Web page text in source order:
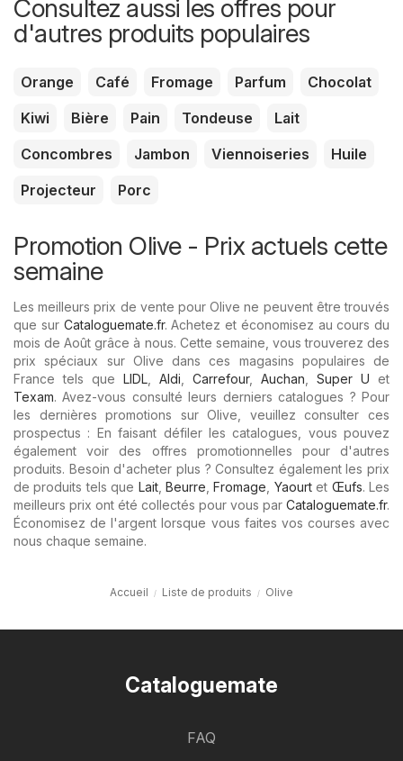
Consultez aussi les offres pour
d'autres produits populaires
Orange Café Fromage Parfum
Chocolat
Kiwi
Bière Pain Tondeuse
Lait
Concombres
Jambon Viennoiseries
Huile
Projecteur
Porc
Promotion Olive - Prix ​​actuels cette
semaine
Les meilleurs prix de vente pour Olive ne peuvent être trouvés
que sur Cataloguemate.fr. Achetez et économisez au cours du
mois de Août grâce à nous. Cette semaine, vous trouverez des
prix spéciaux sur Olive dans ces magasins populaires de
France tels que LIDL, Aldi, Carrefour, Auchan, Super U et
Texam. Avez-vous consulté leurs derniers catalogues ? Pour
les dernières promotions sur Olive, veuillez consulter ces
prospectus : En faisant défiler les catalogues, vous pouvez
également voir des offres promotionnelles pour d'autres
produits. Besoin d'acheter plus ? Consultez également les prix
de produits tels que Lait,Beurre,Fromage, Yaourtet Œufs. Les
meilleurs prix ont été collectés pour vous par Cataloguemate.fr.
Économisez de l'argent lorsque vous faites vos courses avec
nous chaque semaine.
Accueil Liste de produits Olive
Cataloguemate
FAQ